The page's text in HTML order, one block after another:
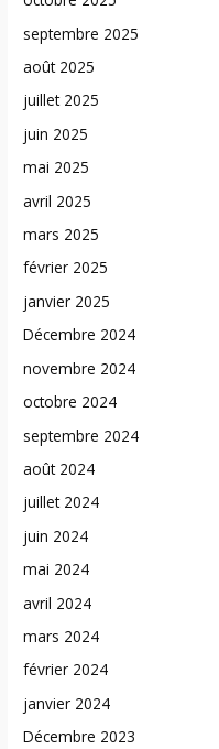
septembre 2025
août 2025
juillet 2025
juin 2025
mai 2025
avril 2025
mars 2025
février 2025
janvier 2025
Décembre 2024
novembre 2024
octobre 2024
septembre 2024
août 2024
juillet 2024
juin 2024
mai 2024
avril 2024
mars 2024
février 2024
janvier 2024
Décembre 2023